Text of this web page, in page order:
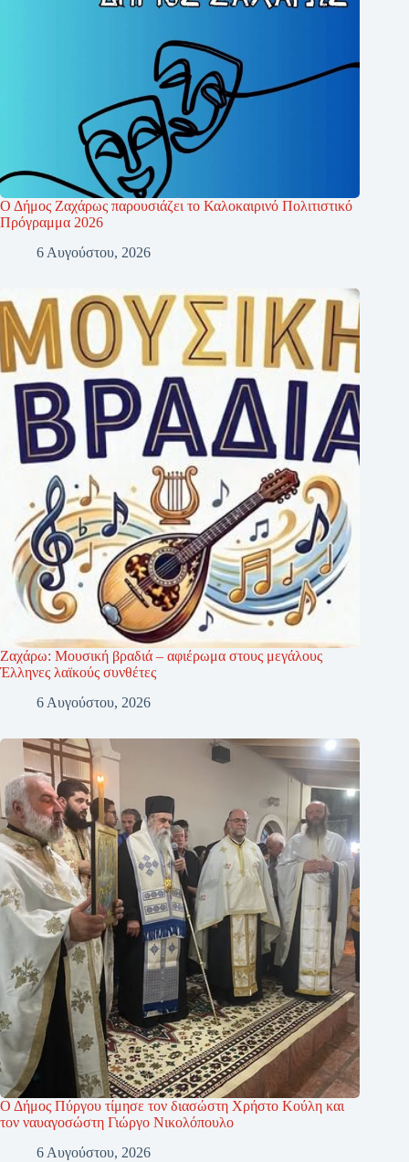
Ο Δήμος Ζαχάρως παρουσιάζει το Καλοκαιρινό Πολιτιστικό
Πρόγραμμα 2026
6 Αυγούστου, 2026
Ζαχάρω: Μουσική βραδιά – αφιέρωμα στους μεγάλους
Έλληνες λαϊκούς συνθέτες
6 Αυγούστου, 2026
Ο Δήμος Πύργου τίμησε τον διασώστη Χρήστο Κούλη και
τον ναυαγοσώστη Γιώργο Νικολόπουλο
6 Αυγούστου, 2026